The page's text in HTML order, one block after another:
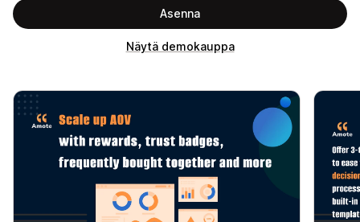
Asenna
Näytä demokauppa